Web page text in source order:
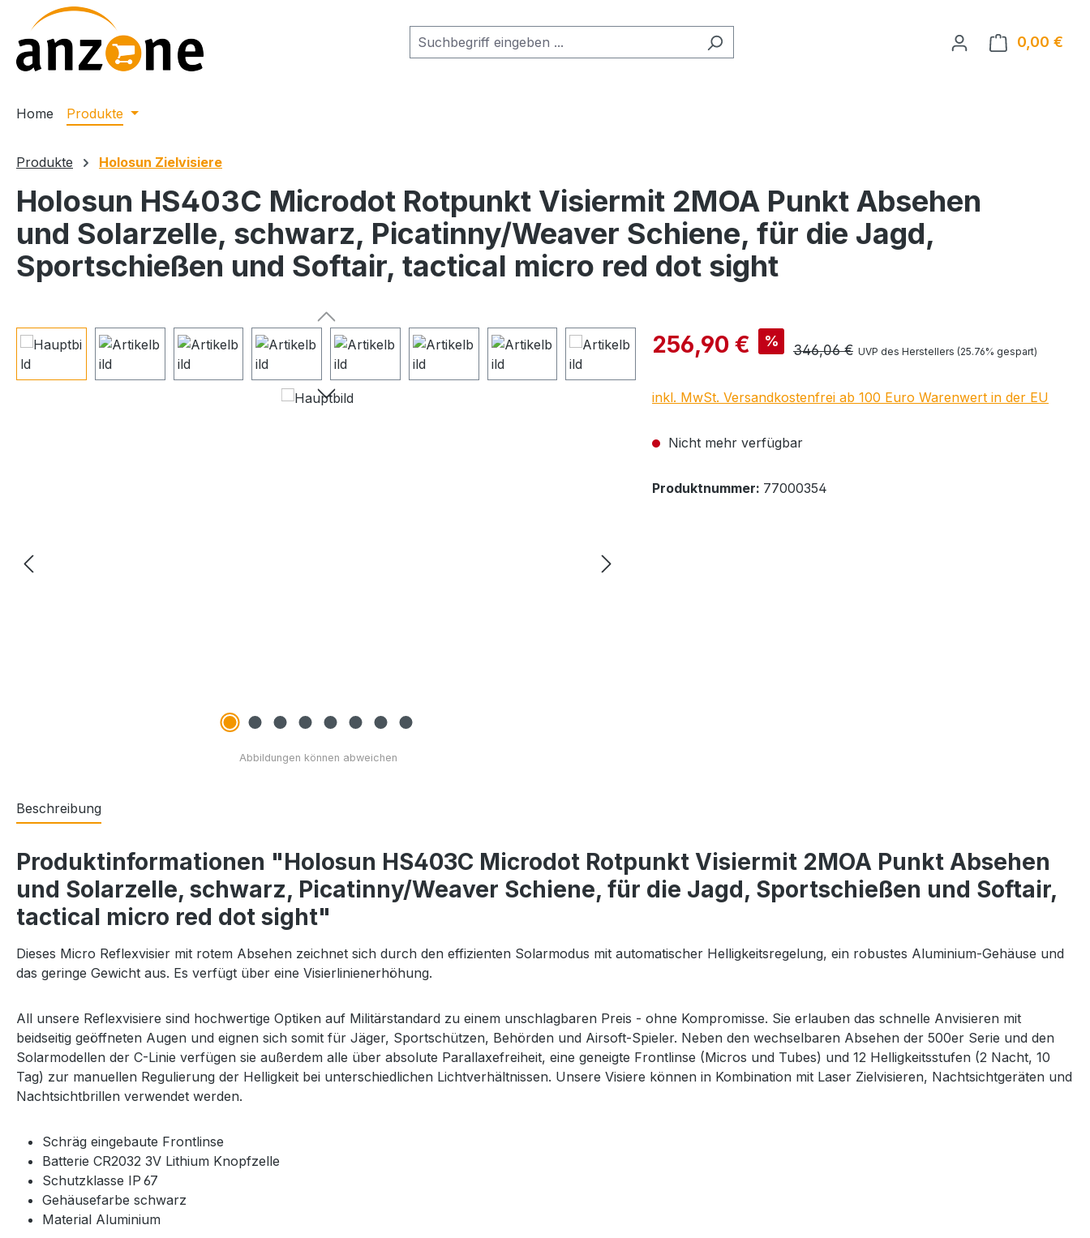
Hauptinhalt springen
Zur Suche springen
Zur Hauptnavigation springen
0,00 €
Home Produkte
Produkte Holosun Zielvisiere
Holosun HS403C Microdot Rotpunkt Visiermit 2MOA Punkt Absehen
und Solarzelle, schwarz, Picatinny/Weaver Schiene, für die Jagd,
Sportschießen und Softair, tactical micro red dot sight
Bildergalerie überspringen Verkaufspreis:
256,90 € % Regulärer Preis:
346,06 € UVP des Herstellers (25.76% gespart)
inkl. MwSt. Versandkostenfrei ab 100 Euro Warenwert in der EU
Nicht mehr verfügbar
Produktnummer: 77000354
Beschreibung
Produktinformationen "Holosun HS403C Microdot Rotpunkt Visiermit 2MOA Punkt Absehen
und Solarzelle, schwarz, Picatinny/Weaver Schiene, für die Jagd, Sportschießen und Softair,
tactical micro red dot sight"
Dieses Micro Reflexvisier mit rotem Absehen zeichnet sich durch den effizienten Solarmodus mit automatischer Helligkeitsregelung, ein robustes Aluminium-Gehäuse und
das geringe Gewicht aus. Es verfügt über eine Visierlinienerhöhung.
All unsere Reflexvisiere sind hochwertige Optiken auf Militärstandard zu einem unschlagbaren Preis - ohne Kompromisse. Sie erlauben das schnelle Anvisieren mit
beidseitig geöffneten Augen und eignen sich somit für Jäger, Sportschützen, Behörden und Airsoft-Spieler. Neben den wechselbaren Absehen der 500er Serie und den
Solarmodellen der C-Linie verfügen sie außerdem alle über absolute Parallaxefreiheit, eine geneigte Frontlinse (Micros und Tubes) und 12 Helligkeitsstufen (2 Nacht, 10
Tag) zur manuellen Regulierung der Helligkeit bei unterschiedlichen Lichtverhältnissen. Unsere Visiere können in Kombination mit Laser Zielvisieren, Nachtsichtgeräten und
Nachtsichtbrillen verwendet werden.
Schräg eingebaute Frontlinse
Batterie CR2032 3V Lithium Knopfzelle
Schutzklasse IP 67
Gehäusefarbe schwarz
Material Aluminium